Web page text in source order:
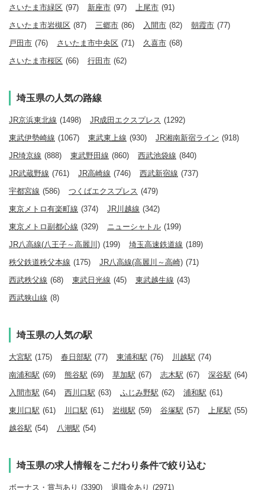
さいたま市緑区 (97) 新座市 (97) 上尾市 (91)
さいたま市岩槻区 (87) 三郷市 (86) 入間市 (82) 朝霞市 (77)
戸田市 (76) さいたま市中央区 (71) 久喜市 (68)
さいたま市桜区 (66) 行田市 (62)
埼玉県の人気の路線
JR京浜東北線 (1498) JR成田エクスプレス (1292)
東武伊勢崎線 (1067) 東武東上線 (930) JR湘南新宿ライン (918)
JR埼京線 (888) 東武野田線 (860) 西武池袋線 (840)
JR武蔵野線 (761) JR高崎線 (746) 西武新宿線 (737)
宇都宮線 (586) つくばエクスプレス (479)
東京メトロ有楽町線 (374) JR川越線 (342)
東京メトロ副都心線 (329) ニューシャトル (199)
JR八高線(八王子～高麗川) (199) 埼玉高速鉄道線 (189)
秩父鉄道秩父本線 (175) JR八高線(高麗川～高崎) (71)
西武秩父線 (68) 東武日光線 (45) 東武越生線 (43)
西武狭山線 (8)
埼玉県の人気の駅
大宮駅 (175) 春日部駅 (77) 東浦和駅 (76) 川越駅 (74)
南浦和駅 (69) 熊谷駅 (69) 草加駅 (67) 志木駅 (67) 深谷駅 (64)
入間市駅 (64) 西川口駅 (63) ふじみ野駅 (62) 浦和駅 (61)
東川口駅 (61) 川口駅 (61) 岩槻駅 (59) 谷塚駅 (57) 上尾駅 (55)
越谷駅 (54) 八潮駅 (54)
埼玉県の求人情報をこだわり条件で絞り込む
ボーナス・賞与あり (3390) 退職金あり (2971)